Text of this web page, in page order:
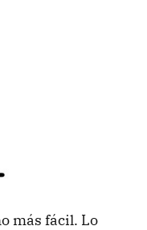
más fácil. Lo